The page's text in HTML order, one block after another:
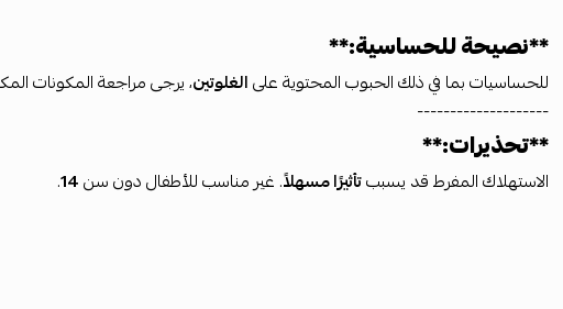
**نصيحة للحساسية:**
للحساسيات بما في ذلك الحبوب المحتوية علىالغلوتين، يرجى مراجعة المكونات
--------------------
**تحذيرات:**
الاستهلاك المفرط قد يسببتأثيرًا مسهلاً. غير مناسب للأطفال دون سن14
.